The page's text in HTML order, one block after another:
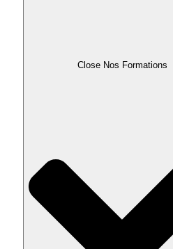
Close Nos Formations